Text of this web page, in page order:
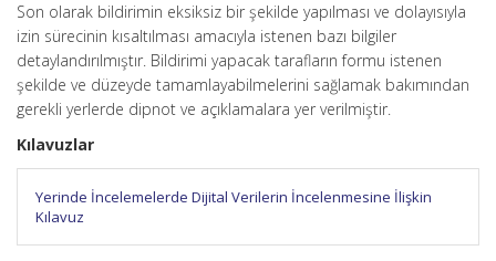
Son olarak bildirimin eksiksiz bir şekilde yapılması ve dolayısıyla
izin sürecinin kısaltılması amacıyla istenen bazı bilgiler
detaylandırılmıştır. Bildirimi yapacak tarafların formu istenen
şekilde ve düzeyde tamamlayabilmelerini sağlamak bakımından
gerekli yerlerde dipnot ve açıklamalara yer verilmiştir.
Kılavuzlar
Yerinde İncelemelerde Dijital Verilerin İncelenmesine İlişkin
Kılavuz